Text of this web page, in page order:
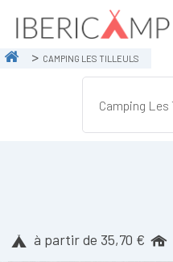
CAMPING LES TILLEULS
à partir de 35,70 €